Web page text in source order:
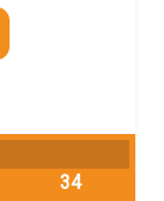
33